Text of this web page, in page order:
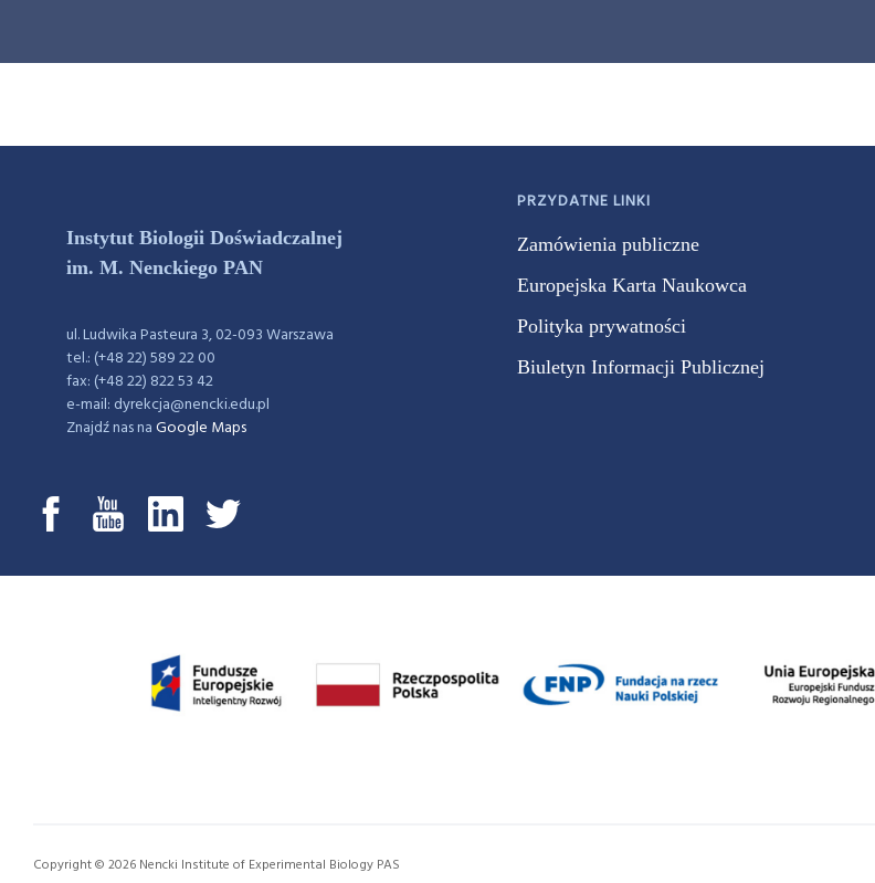
Instytut Biologii Doświadczalnej
im. M. Nenckiego PAN
ul. Ludwika Pasteura 3, 02-093 Warszawa
tel.: (+48 22) 589 22 00
fax: (+48 22) 822 53 42
e-mail: dyrekcja@nencki.edu.pl
Znajdź nas naGoogle Maps
PRZYDATNE LINKI
Zamówienia publiczne
Europejska Karta Naukowca
Polityka prywatności
Biuletyn Informacji Publicznej
Copyright © 2026 Nencki Institute of Experimental Biology PAS